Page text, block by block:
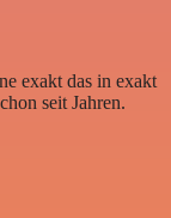
exakt das in exakt
seit Jahren.